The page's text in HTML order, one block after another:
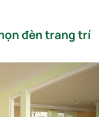
đèn trang trí